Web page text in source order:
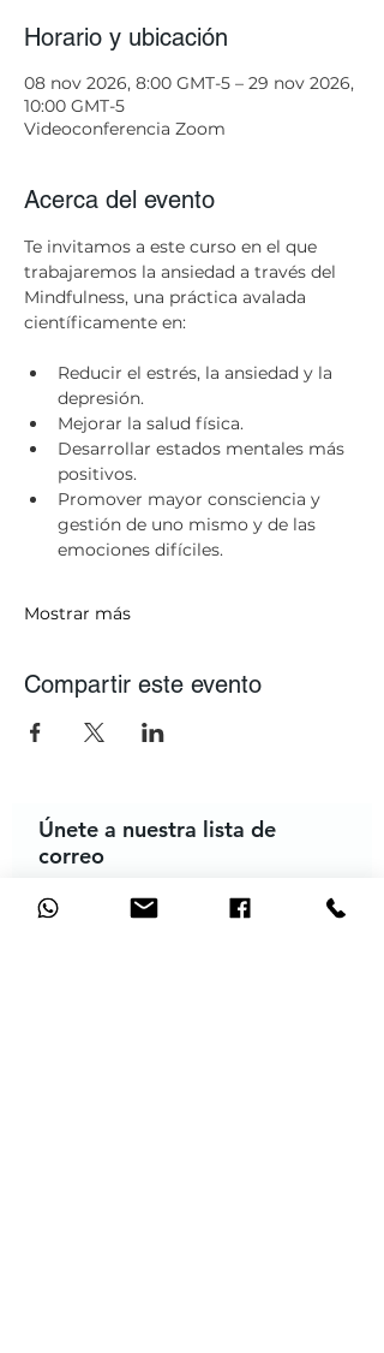
Horario y ubicación
08 nov 2026, 8:00 GMT-5 – 29 nov 2026,
10:00 GMT-5
Videoconferencia Zoom
Acerca del evento
Te invitamos a este curso en el que
trabajaremos la ansiedad a través del
Mindfulness, una práctica avalada
científicamente en:
Reducir el estrés, la ansiedad y la
depresión.
Mejorar la salud física.
Desarrollar estados mentales más
positivos.
Promover mayor consciencia y
gestión de uno mismo y de las
emociones difíciles.
Mostrar más
Compartir este evento
Únete a nuestra lista de
correo